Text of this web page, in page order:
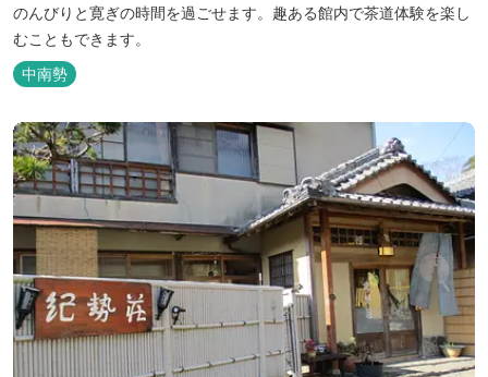
のんびりと寛ぎの時間を過ごせます。趣ある館内で茶道体験を楽し
むこともできます。
中南勢